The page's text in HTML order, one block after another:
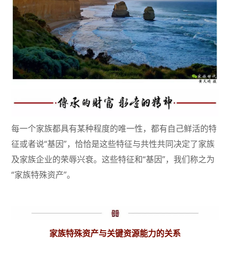
每一个家族都具有某种程度的唯一性，都有自己鲜活的特
征或者说“基因”，恰恰是这些特征与共性共同决定了家族
及家族企业的荣辱兴衰。这些特征和“基因”，我们称之为
“家族特殊资产”。
家族特殊资产与关键资源能力的关系